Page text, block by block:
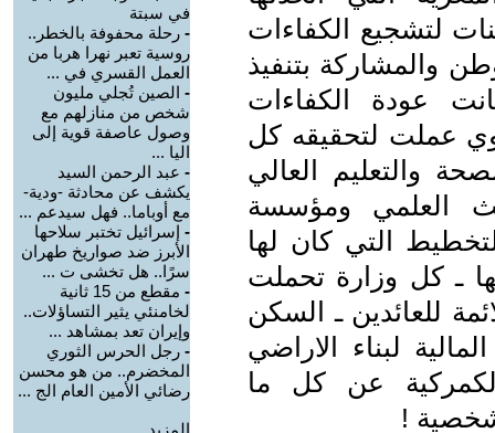
لتشجيع الكفاءات
والمشاركة بتنفيذ
عودة الكفاءات
عملت لتحقيقه كل
والتعليم العالي
العلمي ومؤسسة
التي كان لها
ـ كل وزارة تحملت
للعائدين ـ السكن
لبناء الاراضي
عن كل ما
!
في سبتة
- رحلة محفوفة بالخطر..
روسية تعبر نهرا هربا من
العمل القسري في ...
- الصين تُجلي مليون
شخص من منازلهم مع
وصول عاصفة قوية إلى
اليا ...
- عبد الرحمن السيد
يكشف عن محادثة -ودية-
مع أوباما.. فهل سيدعم ...
- إسرائيل تختبر سلاحها
الأبرز ضد صواريخ طهران
سرًا.. هل تخشى ت ...
-
مقطع من 15 ثانية
لخامنئي يثير التساؤلات..
وإيران تعد بمشاهد ...
- رجل الحرس الثوري
المخضرم.. من هو محسن
رضائي الأمين العام الج ...
المزيد.....